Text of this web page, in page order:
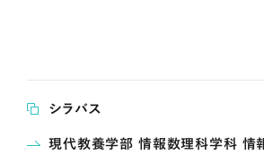
シラバス
現代教養学部 情報数理科学科 情